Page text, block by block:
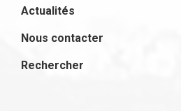
Actualités
Nous contacter
Rechercher